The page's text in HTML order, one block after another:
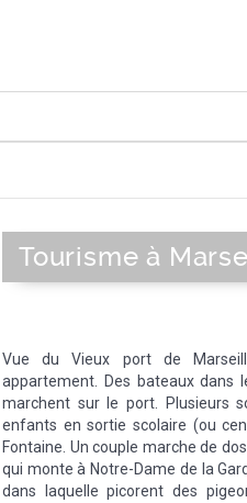
Tourisme à
Vue du Vieux port de
appartement. Des bateaux dans
marchent sur le port. Plusieurs
enfants en sortie scolaire (ou
Fontaine. Un couple marche de
qui monte à Notre-Dame de la
dans laquelle picorent des